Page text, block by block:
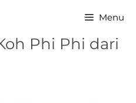
Menu
Phi Phi dari